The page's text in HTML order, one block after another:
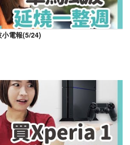
電報(5/24)